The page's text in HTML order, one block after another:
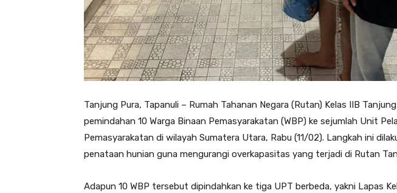
Tanjung Pura, Tapanuli – Rumah Tahanan Negara (Rutan) Kelas IIB
pemindahan 10 Warga Binaan Pemasyarakatan (WBP) ke sejumlah Unit
Pemasyarakatan di wilayah Sumatera Utara, Rabu (11/02). Langkah ini
penataan hunian guna mengurangi overkapasitas yang terjadi di Rutan
Adapun 10 WBP tersebut dipindahkan ke tiga UPT berbeda, yakni Lapas